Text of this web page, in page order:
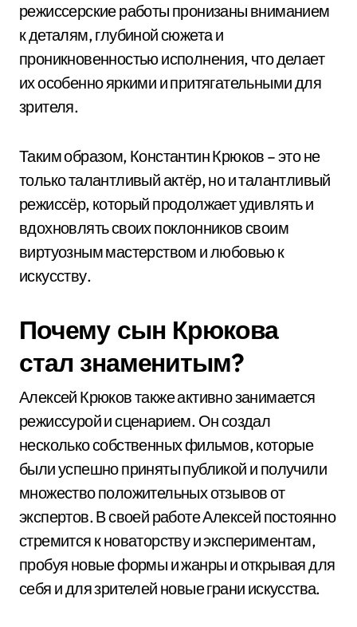
режиссерские работы пронизаны вниманием
к деталям, глубиной сюжета и
проникновенностью исполнения, что делает
их особенно яркими и притягательными для
зрителя.
Таким образом, Константин Крюков – это не
только талантливый актёр, но и талантливый
режиссёр, который продолжает удивлять и
вдохновлять своих поклонников своим
виртуозным мастерством и любовью к
искусству.
Почему сын Крюкова
стал знаменитым?
Алексей Крюков также активно занимается
режиссурой и сценарием. Он создал
несколько собственных фильмов, которые
были успешно приняты публикой и получили
множество положительных отзывов от
экспертов. В своей работе Алексей постоянно
стремится к новаторству и экспериментам,
пробуя новые формы и жанры и открывая для
себя и для зрителей новые грани искусства.